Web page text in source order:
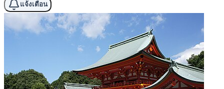
แจ้งเตือน